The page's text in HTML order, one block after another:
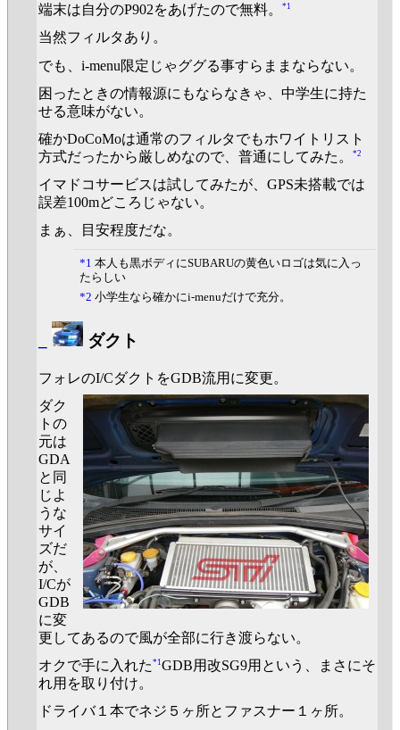
端末は自分のP902をあげたので無料。
*1
当然フィルタあり。
でも、i-menu限定じゃググる事すらままならない。
困ったときの情報源にもならなきゃ、中学生に持た
せる意味がない。
確かDoCoMoは通常のフィルタでもホワイトリスト
方式だったから厳しめなので、普通にしてみた。
*2
イマドコサービスは試してみたが、GPS未搭載では
誤差100mどころじゃない。
まぁ、目安程度だな。
*1 本人も黒ボディにSUBARUの黄色いロゴは気に入っ
たらしい
*2 小学生なら確かにi-menuだけで充分。
ダクト
フォレのI/CダクトをGDB流用に変更。
ダク
トの
元は
GDA
と同
じよ
うな
サイ
ズだ
が、
I/Cが
GDB
に変
更してあるので風が全部に行き渡らない。
オクで手に入れた *1 GDB用改SG9用という、まさにそ
れ用を取り付け。
ドライバ１本でネジ５ヶ所とファスナー１ヶ所。